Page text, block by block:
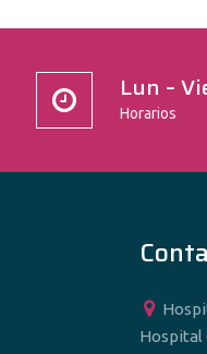
Lun –
Horarios
Hospital